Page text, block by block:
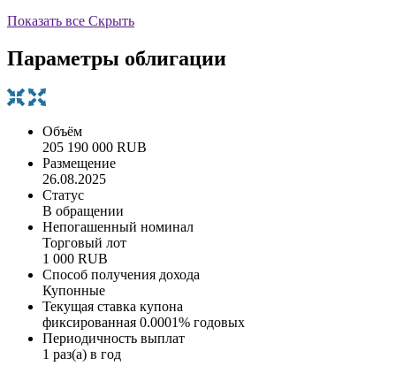
Показать все Скрыть
Параметры облигации
Объём
205 190 000 RUB
Размещение
26.08.2025
Статус
В обращении
Непогашенный номинал
Торговый лот
1 000 RUB
Способ получения дохода
Купонные
Текущая ставка купона
фиксированная 0.0001% годовых
Периодичность выплат
1 раз(а) в год